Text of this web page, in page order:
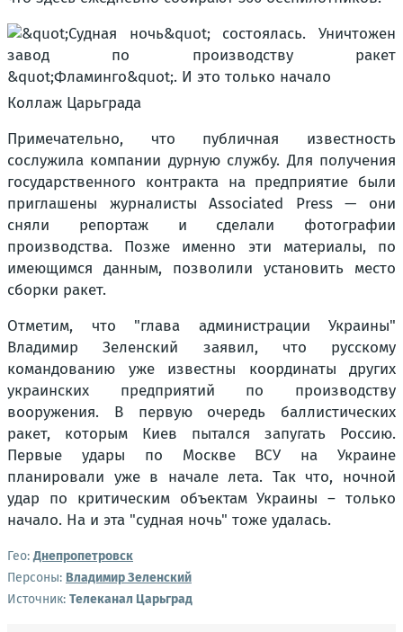
Коллаж Царьграда
Примечательно, что публичная известность
сослужила компании дурную службу. Для получения
государственного контракта на предприятие были
приглашены журналисты Associated Press — они
сняли репортаж и сделали фотографии
производства. Позже именно эти материалы, по
имеющимся данным, позволили установить место
сборки ракет.
Отметим, что "глава администрации Украины"
Владимир Зеленский заявил, что русскому
командованию уже известны координаты других
украинских предприятий по производству
вооружения. В первую очередь баллистических
ракет, которым Киев пытался запугать Россию.
Первые удары по Москве ВСУ на Украине
планировали уже в начале лета. Так что, ночной
удар по критическим объектам Украины – только
начало. На и эта "судная ночь" тоже удалась.
Гео:Днепропетровск
Персоны: Владимир Зеленский
Источник: Телеканал Царьград